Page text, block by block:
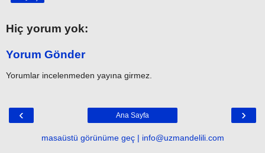
Hiç yorum yok:
Yorum Gönder
Yorumlar incelenmeden yayına girmez.
‹ ›
Ana Sayfa
masaüstü görünüme geç | info@uzmandelili.com